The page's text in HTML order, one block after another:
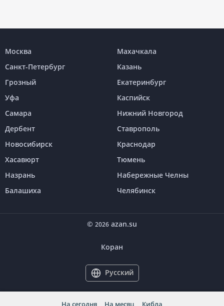
На сегодня На месяц Кибла
Москва
Махачкала
Санкт-Петербург
Казань
Грозный
Екатеринбург
Уфа
Каспийск
Самара
Нижний Новгород
Дербент
Ставрополь
Новосибирск
Краснодар
Хасавюрт
Тюмень
Назрань
Набережные Челны
Балашиха
Челябинск
© 2026 azan.su
Коран
Русский